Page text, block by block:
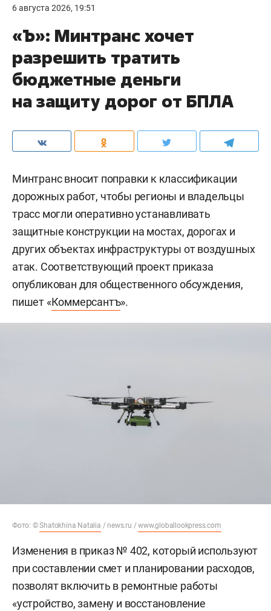
6 августа 2026, 19:51
«Ъ»: Минтранс хочет
разрешить тратить
бюджетные деньги
на защиту дорог от БПЛА
Минтранс вносит поправки к классификации
дорожных работ, чтобы регионы и владельцы
трасс могли оперативно устанавливать
защитные конструкции на мостах, дорогах и
других объектах инфраструктуры от воздушных
атак. Соответствующий проект приказа
опубликован для общественного обсуждения,
пишет «Коммерсантъ».
Фото: ©Shatokhina Natalia / news.ru /www.globallookpress.com
Изменения в приказ № 402, который используют
при составлении смет и планировании расходов,
позволят включить в ремонтные работы
«устройство, замену и восстановление